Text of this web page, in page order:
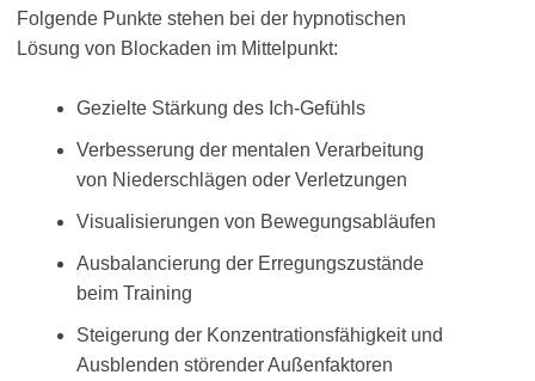
Folgende Punkte stehen bei der hypnotischen
Lösung von Blockaden im Mittelpunkt:
Gezielte Stärkung des Ich-Gefühls
Verbesserung der mentalen Verarbeitung
von Niederschlägen oder Verletzungen
Visualisierungen von Bewegungsabläufen
Ausbalancierung der Erregungszustände
beim Training
Steigerung der Konzentrationsfähigkeit und
Ausblenden störender Außenfaktoren